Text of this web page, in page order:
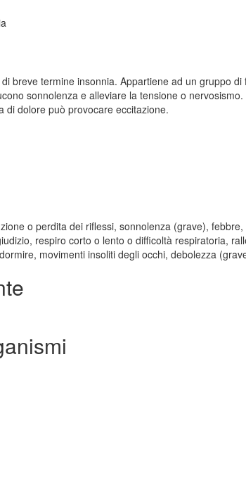
breve termine insonnia. Appartiene ad un gruppo di
sonnolenza e alleviare la tensione o nervosismo.
di dolore può provocare eccitazione.
o perdita dei riflessi, sonnolenza (grave),
respiro corto o lento o difficoltà respiratoria,
movimenti insoliti degli occhi, debolezza